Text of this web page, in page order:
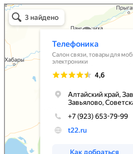
Телефоника
Салон связи в Алтайском крае
Товары для мобильных телефонов в Алтайском крае